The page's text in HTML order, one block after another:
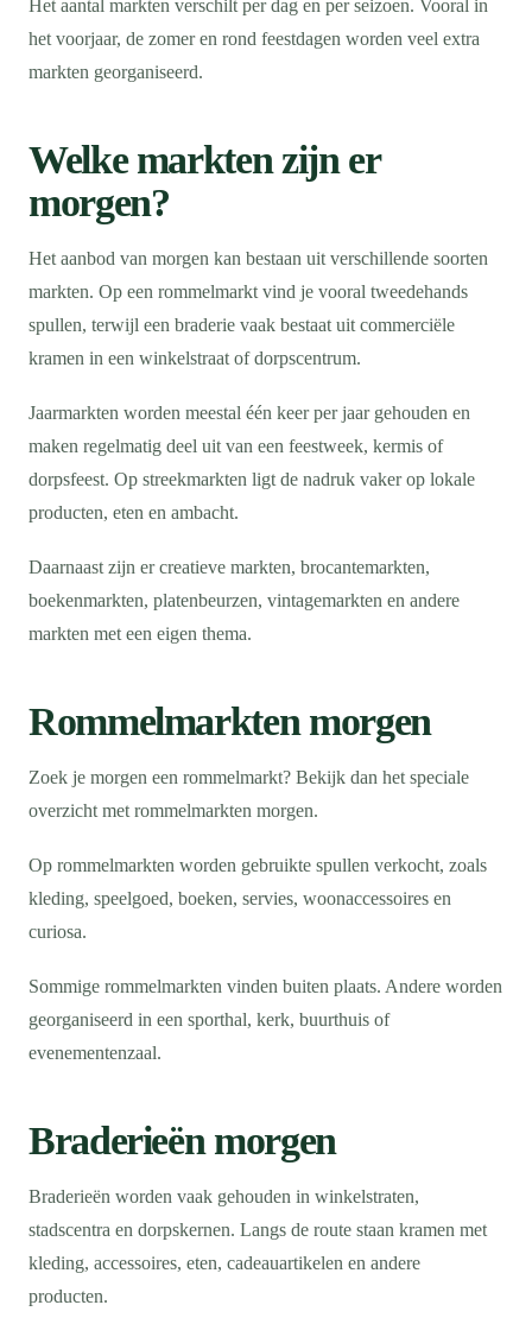
Het aantal markten verschilt per dag en per seizoen. Vooral in
het voorjaar, de zomer en rond feestdagen worden veel extra
markten georganiseerd.
Welke markten zijn er
morgen?
Het aanbod van morgen kan bestaan uit verschillende soorten
markten. Op een rommelmarkt vind je vooral tweedehands
spullen, terwijl een braderie vaak bestaat uit commerciële
kramen in een winkelstraat of dorpscentrum.
Jaarmarkten worden meestal één keer per jaar gehouden en
maken regelmatig deel uit van een feestweek, kermis of
dorpsfeest. Op streekmarkten ligt de nadruk vaker op lokale
producten, eten en ambacht.
Daarnaast zijn er creatieve markten, brocantemarkten,
boekenmarkten, platenbeurzen, vintagemarkten en andere
markten met een eigen thema.
Rommelmarkten morgen
Zoek je morgen een rommelmarkt? Bekijk dan het speciale
overzicht met rommelmarkten morgen.
Op rommelmarkten worden gebruikte spullen verkocht, zoals
kleding, speelgoed, boeken, servies, woonaccessoires en
curiosa.
Sommige rommelmarkten vinden buiten plaats. Andere worden
georganiseerd in een sporthal, kerk, buurthuis of
evenementenzaal.
Braderieën morgen
Braderieën worden vaak gehouden in winkelstraten,
stadscentra en dorpskernen. Langs de route staan kramen met
kleding, accessoires, eten, cadeauartikelen en andere
producten.